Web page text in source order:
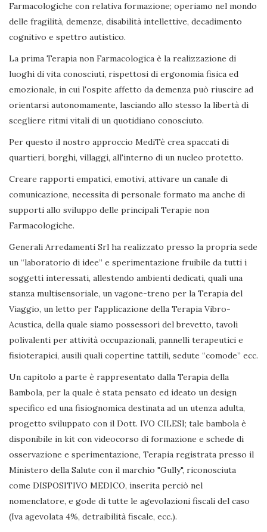
Farmacologiche con relativa formazione; operiamo nel mondo
delle fragilità, demenze, disabilità intellettive, decadimento
cognitivo e spettro autistico.
La prima Terapia non Farmacologica è la realizzazione di
luoghi di vita conosciuti, rispettosi di ergonomia fisica ed
emozionale, in cui l'ospite affetto da demenza può riuscire ad
orientarsi autonomamente, lasciando allo stesso la libertà di
scegliere ritmi vitali di un quotidiano conosciuto.
Per questo il nostro approccio MediTè crea spaccati di
quartieri, borghi, villaggi, all'interno di un nucleo protetto.
Creare rapporti empatici, emotivi, attivare un canale di
comunicazione, necessita di personale formato ma anche di
supporti allo sviluppo delle principali Terapie non
Farmacologiche.
Generali Arredamenti Srl ha realizzato presso la propria sede
un “laboratorio di idee” e sperimentazione fruibile da tutti i
soggetti interessati, allestendo ambienti dedicati, quali una
stanza multisensoriale, un vagone-treno per la Terapia del
Viaggio, un letto per l'applicazione della Terapia Vibro-
Acustica, della quale siamo possessori del brevetto, tavoli
polivalenti per attività occupazionali, pannelli terapeutici e
fisioterapici, ausili quali copertine tattili, sedute “comode” ecc.
Un capitolo a parte è rappresentato dalla Terapia della
Bambola, per la quale è stata pensato ed ideato un design
specifico ed una fisiognomica destinata ad un utenza adulta,
progetto sviluppato con il Dott. IVO CILESI; tale bambola è
disponibile in kit con videocorso di formazione e schede di
osservazione e sperimentazione, Terapia registrata presso il
Ministero della Salute con il marchio "Gully", riconosciuta
come DISPOSITIVO MEDICO, inserita perciò nel
nomenclatore, e gode di tutte le agevolazioni fiscali del caso
(Iva agevolata 4%, detraibilità fiscale, ecc.).